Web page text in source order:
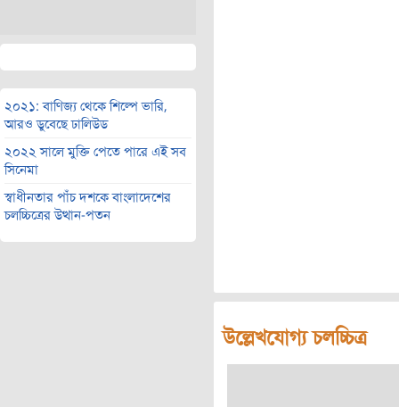
২০২১: বাণিজ্য থেকে শিল্পে ভারি,
আরও ডুবেছে ঢালিউড
২০২২ সালে মুক্তি পেতে পারে এই সব
সিনেমা
স্বাধীনতার পাঁচ দশকে বাংলাদেশের
চলচ্চিত্রের উত্থান-পতন
উল্লেখযোগ্য চলচ্চিত্র